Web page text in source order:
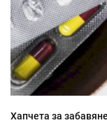
Хапчета за